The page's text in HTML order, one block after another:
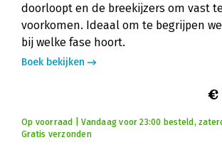
doorloopt en de breekijzers om vast
voorkomen. Ideaal om te begrijpen
bij welke fase hoort.
Boek bekijken
€
Op voorraad | Vandaag voor 23:00 besteld,
Gratis verzonden